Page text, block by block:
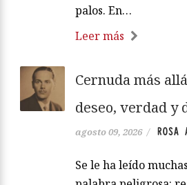
palos. En…
Leer más
Cernuda más
deseo, verdad y
agosto 09, 2026 / ROSA
Se le ha leído